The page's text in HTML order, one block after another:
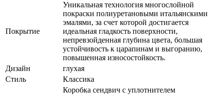
Покрытие
Уникальная технология многослойной
покраски полиуретановыми итальянскими
эмалями, за счет которой достигается
идеальная гладкость поверхности,
непревзойденная глубина цвета, большая
устойчивость к царапинам и выгоранию,
повышенная износостойкость.
Дизайн
глухая
Стиль
Классика
Коробка сендвич с уплотнителем